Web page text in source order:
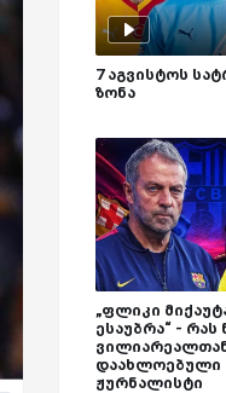
7 აგვისტოს
ზონა
„ფლიკი
ესაუბრა“ - რას
დაახლოებული
ჟურნალისტი